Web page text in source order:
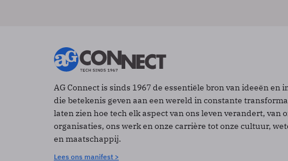
AG Connect is sinds 1967 de essentiële bron van ideeën en
die betekenis geven aan een wereld in constante
laten zien hoe tech elk aspect van ons leven verandert, van
organisaties, ons werk en onze carrière tot onze cultuur,
en maatschappij.
Lees ons manifest >